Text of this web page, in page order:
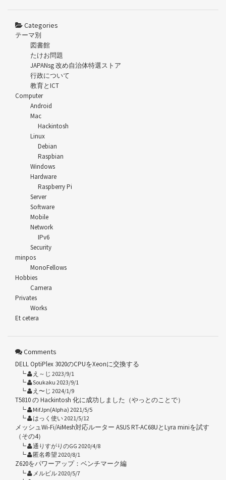
Categories
テーマ別
図書館
たけお問題
JAPANsg 改め自治体特選ストア
行政について
教育とICT
Computer
Android
Mac
Hackintosh
Linux
Debian
Raspbian
Windows
Hardware
Raspberry Pi
Server
Software
Mobile
Network
IPv6
Security
minpos
MonoFellows
Hobbies
Camera
Privates
Works
Et cetera
Comments
DELL OptiPlex 3020のCPUをXeonに交換する
え～じ 2023/9/1
Soukaku 2023/9/1
え〜じ 2024/1/9
T5810 の Hackintosh 化に成功しました（やっとのことで）
MifJpn(Alpha) 2021/5/5
はっく使い 2021/5/12
メッシュWi-Fi/AiMesh対応ルーター ASUS RT-AC68UとLyra miniを試す
（その4）
通りすがりのGG 2020/4/8
匿名希望 2020/8/1
Z620をパワーアップ：ベンチマーク編
メルビル 2020/5/7